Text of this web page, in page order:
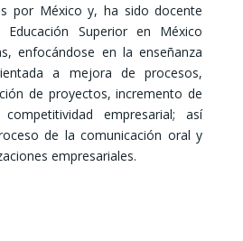
por México y, ha sido docente
Superior en México
enfocándose en la enseñanza
a mejora de procesos,
de proyectos, incremento de
empresarial; así
de la comunicación oral y
empresariales.